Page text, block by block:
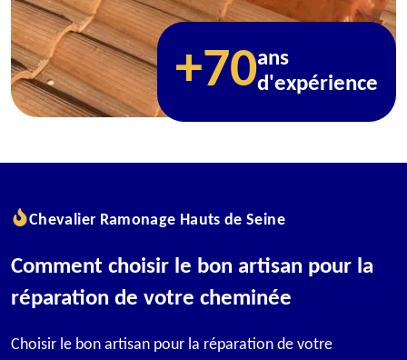
+70ans
d'expérience
Chevalier Ramonage Hauts de Seine
Comment choisir le bon artisan pour la
réparation de votre cheminée
Choisir le bon artisan pour la réparation de votre